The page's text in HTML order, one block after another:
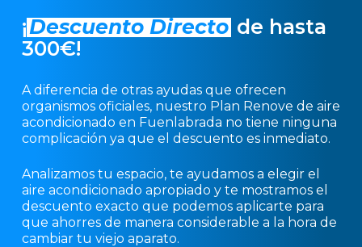
¡Descuento Directo de hasta
300€!
A diferencia de otras ayudas que ofrecen
organismos oficiales, nuestro Plan Renove de aire
acondicionado en Fuenlabrada no tiene ninguna
complicación ya que el descuento es inmediato.
Analizamos tu espacio, te ayudamos a elegir el
aire acondicionado apropiado y te mostramos el
descuento exacto que podemos aplicarte para
que ahorres de manera considerable a la hora de
cambiar tu viejo aparato.